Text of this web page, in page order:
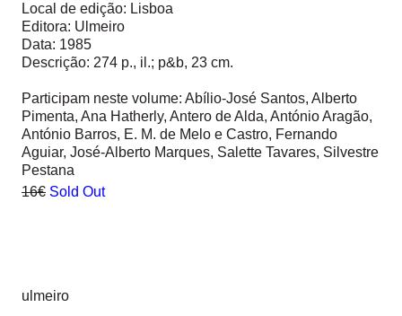
Local de edição: Lisboa
Editora: Ulmeiro
Data: 1985
Descrição: 274 p., il.; p&b, 23 cm.
Participam neste volume: Abílio-José Santos, Alberto
Pimenta, Ana Hatherly, Antero de Alda, António Aragão,
António Barros, E. M. de Melo e Castro, Fernando
Aguiar, José-Alberto Marques, Salette Tavares, Silvestre
Pestana
16€ Sold Out
ulmeiro